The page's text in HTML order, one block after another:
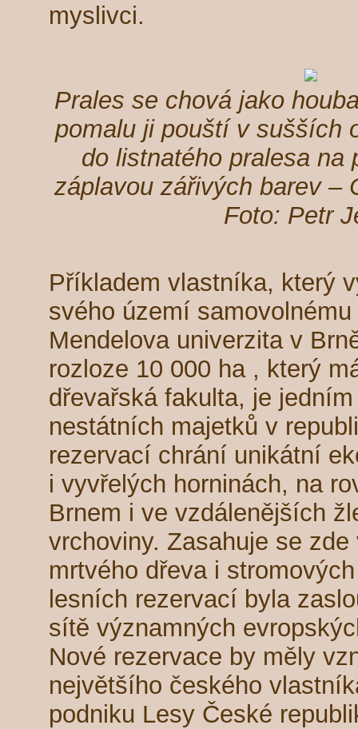
myslivci.
Prales se chová jako
pomalu ji pouští v sušších
do listnatého pralesa na
záplavou zářivých barev –
Foto: Petr
Příkladem vlastníka, který
svého území
Mendelova univerzita v
rozloze 10 000 ha , který
dřevařská fakulta, je
nestátních majetků v
rezervací chrání unikátní
i vyvřelých horninách, na
Brnem i ve vzdálenějších
vrchoviny. Zasahuje se
mrtvého dřeva i
lesních rezervací byla
sítě významných
Nové rezervace by měly
největšího českého
podniku Lesy České